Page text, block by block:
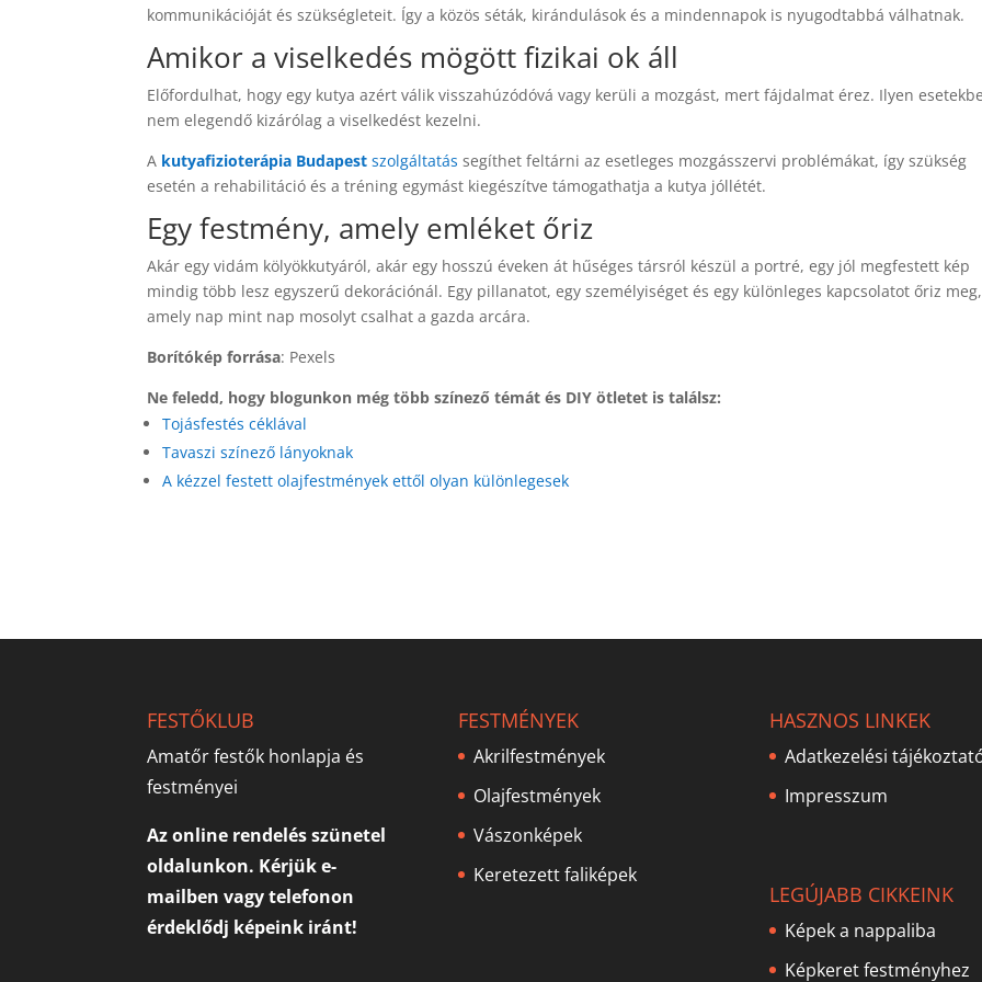
kommunikációját és szükségleteit. Így a közös séták, kirándulások és a mindennapok is nyugodtabbá válhatnak.
Amikor a viselkedés mögött fizikai ok áll
Előfordulhat, hogy egy kutya azért válik visszahúzódóvá vagy kerüli a mozgást, mert fájdalmat érez. Ilyen
nem elegendő kizárólag a viselkedést kezelni.
A kutyafizioterápia Budapest szolgáltatás segíthet feltárni az esetleges mozgásszervi problémákat, így szükség
esetén a rehabilitáció és a tréning egymást kiegészítve támogathatja a kutya jóllétét.
Egy festmény, amely emléket őriz
Akár egy vidám kölyökkutyáról, akár egy hosszú éveken át hűséges társról készül a portré, egy jól megfestett kép
mindig több lesz egyszerű dekorációnál. Egy pillanatot, egy személyiséget és egy különleges kapcsolatot őriz meg,
amely nap mint nap mosolyt csalhat a gazda arcára.
Borítókép forrása: Pexels
Ne feledd, hogy blogunkon még több színező témát és DIY ötletet is találsz:
Tojásfestés céklával
Tavaszi színező lányoknak
A kézzel festett olajfestmények ettől olyan különlegesek
FESTŐKLUB
Amatőr festők honlapja és
festményei
Az online rendelés szünetel
oldalunkon. Kérjük e-
mailben vagy telefonon
érdeklődj képeink iránt!
FESTMÉNYEK
Akrilfestmények
Olajfestmények
Vászonképek
Keretezett faliképek
HASZNOS LINKEK
Adatkezelési
Impresszum
LEGÚJABB CIKKEINK
Képek a nappaliba
Képkeret festményhez